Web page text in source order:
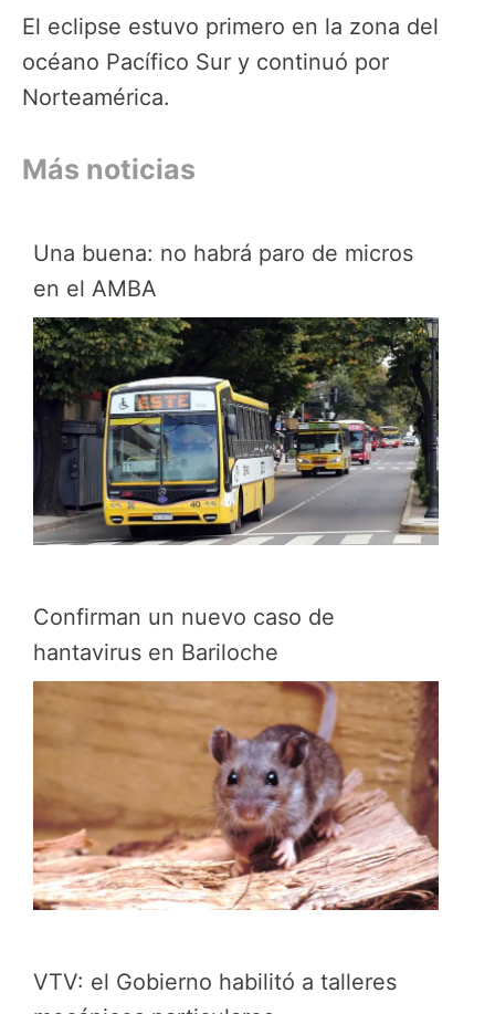
El eclipse estuvo primero en la zona del
océano Pacífico Sur y continuó por
Norteamérica.
Más noticias
Una buena: no habrá paro de micros
en el AMBA
Confirman un nuevo caso de
hantavirus en Bariloche
VTV: el Gobierno habilitó a talleres